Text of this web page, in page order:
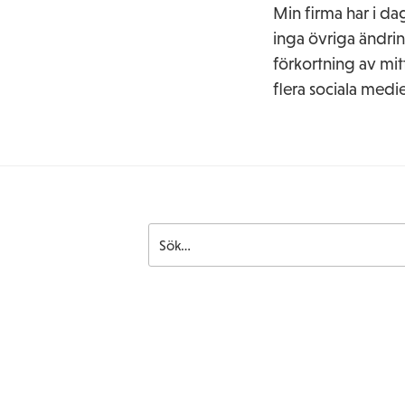
Min firma har i
inga övriga
förkortning av
flera sociala
for: